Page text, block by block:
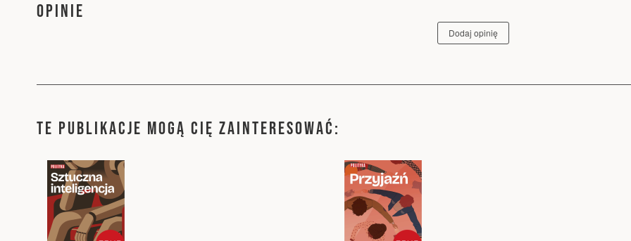
OPINIE
Dodaj opinię
TE PUBLIKACJE MOGĄ CIĘ ZAINTERESOWAĆ: